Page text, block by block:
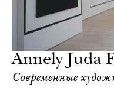
Annely Juda
Современные